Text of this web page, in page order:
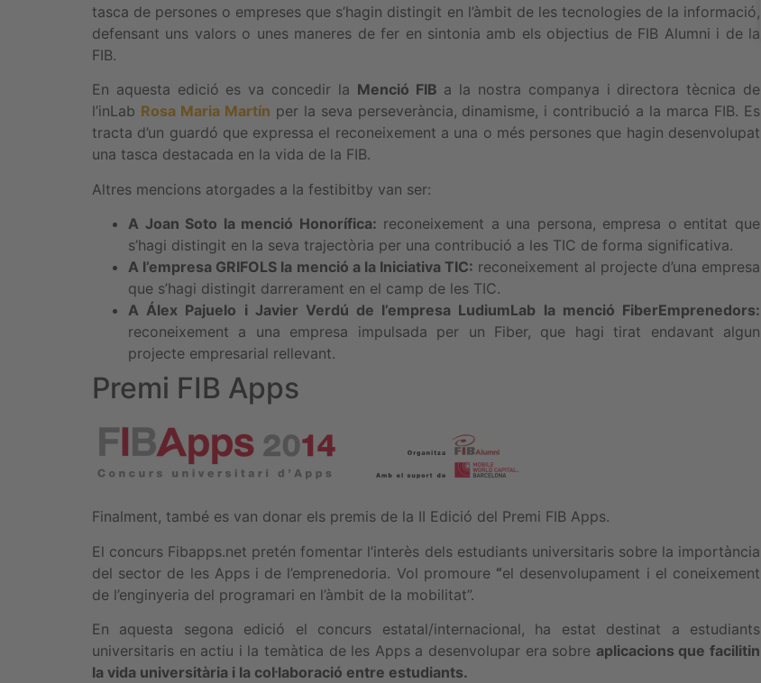
tasca de persones o empreses que s’hagin distingit en l’àmbit de les tecnologies de la informació,
defensant uns valors o unes maneres de fer en sintonia amb els objectius de FIB Alumni i de la
FIB.
En aquesta edició es va concedir la Menció FIB a la nostra companya i directora tècnica de
l’inLab Rosa Maria Martín per la seva perseverància, dinamisme, i contribució a la marca FIB. Es
tracta d’un guardó que expressa el reconeixement a una o més persones que hagin desenvolupat
una tasca destacada en la vida de la FIB.
Altres mencions atorgades a la festibitby van ser:
A Joan Soto la menció Honorífica: reconeixement a una persona, empresa o entitat que
s’hagi distingit en la seva trajectòria per una contribució a les TIC de forma significativa.
A l’empresa GRIFOLS la menció a la Iniciativa TIC: reconeixement al projecte d’una empresa
que s’hagi distingit darrerament en el camp de les TIC.
A Álex Pajuelo i Javier Verdú de l’empresa LudiumLab la menció FiberEmprenedors:
reconeixement a una empresa impulsada per un Fiber, que hagi tirat endavant algun
projecte empresarial rellevant.
Premi FIB Apps
Finalment, també es van donar els premis de la II Edició del Premi FIB Apps.
El concurs Fibapps.net pretén fomentar l’interès dels estudiants universitaris sobre la importància
del sector de les Apps i de l’emprenedoria. Vol promoure “el desenvolupament i el coneixement
de l’enginyeria del programari en l’àmbit de la mobilitat”.
En aquesta segona edició el concurs estatal/internacional, ha estat destinat a estudiants
universitaris en actiu i la temàtica de les Apps a desenvolupar era sobre aplicacions que facilitin
la vida universitària i la col·laboració entre estudiants.